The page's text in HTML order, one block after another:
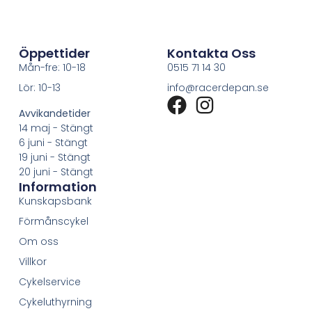
Öppettider
Mån-fre: 10-18
Lör: 10-13
Avvikandetider
14 maj - Stängt
6 juni - Stängt
19 juni - Stängt
20 juni - Stängt
Kontakta Oss
0515 71 14 30
info@racerdepan.se
Information
Kunskapsbank
Förmånscykel
Om oss
Villkor
Cykelservice
Cykeluthyrning